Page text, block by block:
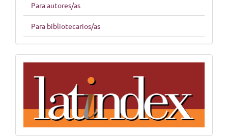
Para autores/as
Para bibliotecarios/as
indices